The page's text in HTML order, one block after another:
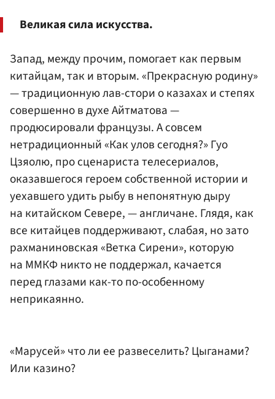
Великая сила искусства.
Запад, между прочим, помогает как первым
китайцам, так и вторым. «Прекрасную родину»
— традиционную лав-стори о казахах и степях
совершенно в духе Айтматова —
продюсировали французы. А совсем
нетрадиционный «Как улов сегодня?» Гуо
Цзяолю, про сценариста телесериалов,
оказавшегося героем собственной истории и
уехавшего удить рыбу в непонятную дыру
на китайском Севере, — англичане. Глядя, как
все китайцев поддерживают, слабая, но зато
рахманиновская «Ветка Сирени», которую
на ММКФ никто не поддержал, качается
перед глазами как-то по-особенному
неприкаянно.
«Марусей» что ли ее развеселить? Цыганами?
Или казино?